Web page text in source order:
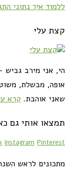
ללמוד איך נתוני
קצת עלי
הי, אני מירב גביש
אופה, מבשלת,
שאני אוהבת. קרא
תמצאו אותי גם
Instagram Pinterest
מתכונים לראש